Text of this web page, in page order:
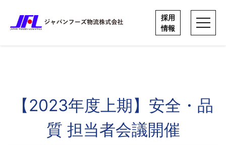
採用
情報
content
採用
情報
【2023年度上期】安全・品
質 担当者会議開催